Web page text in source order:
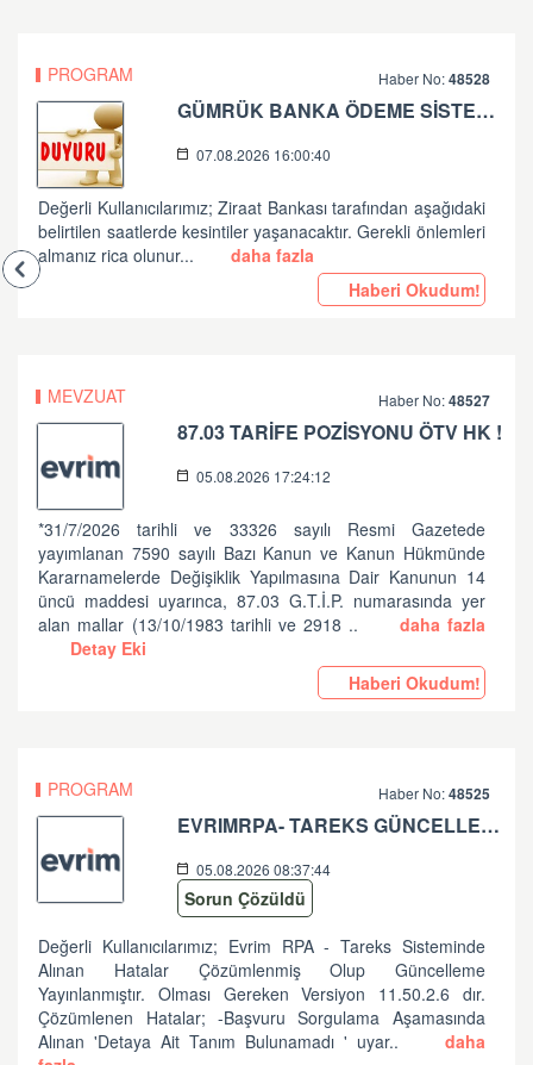
PROGRAM Haber No:48528
GÜMRÜK BANKA ÖDEME SİSTEMLERİ ZİRAAT BANKASI PLANLI ÇALIŞMA HK
07.08.2026 16:00:40
Değerli Kullanıcılarımız; Ziraat Bankası tarafından aşağıdaki
belirtilen saatlerde kesintiler yaşanacaktır. Gerekli önlemleri
almanız rica olunur...
daha fazla
Haberi Okudum!
MEVZUAT Haber No:48527
87.03 TARİFE POZİSYONU ÖTV HK !
05.08.2026 17:24:12
*31/7/2026 tarihli ve 33326 sayılı Resmi Gazetede
yayımlanan 7590 sayılı Bazı Kanun ve Kanun Hükmünde
Kararnamelerde Değişiklik Yapılmasına Dair Kanunun 14
üncü maddesi uyarınca, 87.03 G.T.İ.P. numarasında yer
alan mallar (13/10/1983 tarihli ve 2918 ..
daha fazla
Detay Eki
Haberi Okudum!
PROGRAM Haber No:48525
EVRIMRPA- TAREKS GÜNCELLEMESI HAKKINDA (V: 11.50.2.6 BU VERSIYONDA EVRIMRPA- TAREKS MODULÜNDE GÜNCELLEME YAPILMIŞTIR. )
05.08.2026 08:37:44
Sorun Çözüldü
Değerli Kullanıcılarımız; Evrim RPA - Tareks Sisteminde
Alınan Hatalar Çözümlenmiş Olup Güncelleme
Yayınlanmıştır. Olması Gereken Versiyon 11.50.2.6 dır.
Çözümlenen Hatalar; -Başvuru Sorgulama Aşamasında
Alınan 'Detaya Ait Tanım Bulunamadı ' uyar..
daha